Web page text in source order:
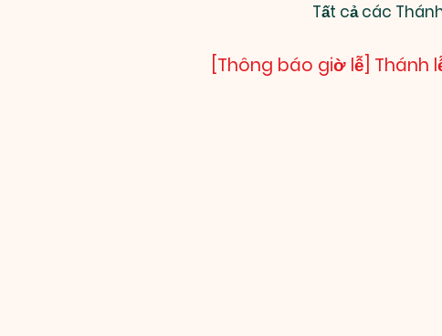
Tất cả các
[Thông báo giờ lễ] Thánh